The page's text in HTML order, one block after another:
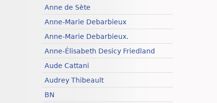
Anne de Sète
Anne-Marie Debarbieux
Anne-Marie Debarbieux.
Anne-Élisabeth Desicy Friedland
Aude Cattani
Audrey Thibeault
BN